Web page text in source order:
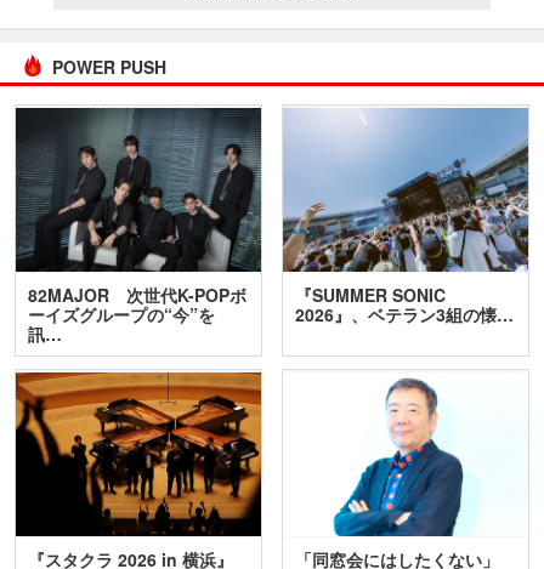
POWER PUSH
82MAJOR 次世代K-POPボ
ーイズグループの“今”を
訊…
『SUMMER SONIC
2026』、ベテラン3組の懐…
『スタクラ 2026 in 横浜』
「同窓会にはしたくない」